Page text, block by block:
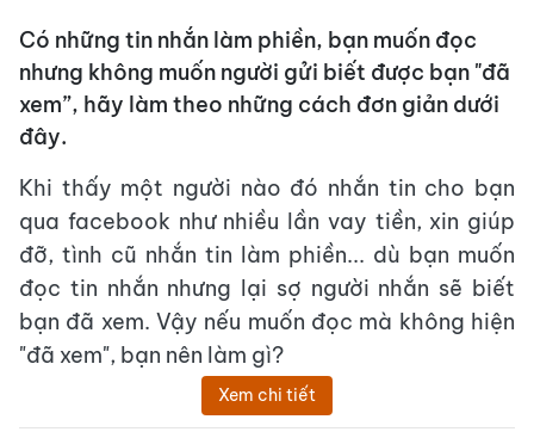
Có những tin nhắn làm phiền, bạn muốn đọc
nhưng không muốn người gửi biết được bạn "đã
xem”, hãy làm theo những cách đơn giản dưới
đây.
Khi thấy một người nào đó nhắn tin cho bạn
qua facebook như nhiều lần vay tiền, xin giúp
đỡ, tình cũ nhắn tin làm phiền... dù bạn muốn
đọc tin nhắn nhưng lại sợ người nhắn sẽ biết
bạn đã xem. Vậy nếu muốn đọc mà không hiện
"đã xem", bạn nên làm gì?
Xem chi tiết